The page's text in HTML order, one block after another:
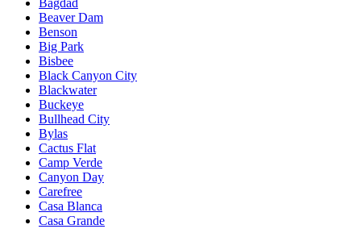
Beaver Dam
Benson
Big Park
Bisbee
Black Canyon City
Blackwater
Buckeye
Bullhead City
Bylas
Cactus Flat
Camp Verde
Canyon Day
Carefree
Casa Blanca
Casa Grande